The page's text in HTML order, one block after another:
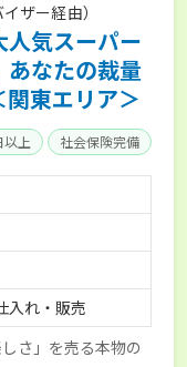
ザー経由）
人気スーパー
あなたの裁量
東エリア＞
以上 社会保険完備
入れ・販売
さ」を売る本物の